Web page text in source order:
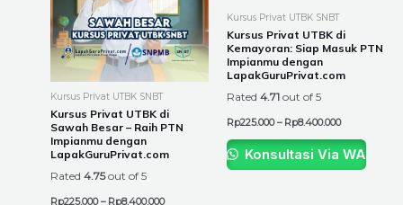
Kursus Privat UTBK SNBT
Kursus Privat UTBK di
Sawah Besar – Raih PTN
Impianmu dengan
LapakGuruPrivat.com
Rated 4.75out of 5
Rp225.000 – Rp8.400.000
variants.
The
options
chosen
on
the
Kursus Privat UTBK SNBT
Kursus Privat UTBK di
Kemayoran: Siap Masuk PTN
Impianmu dengan
LapakGuruPrivat.com
Rated 4.71 out of 5
Rp225.000 – Rp8.400.000
The
options
may
the
product
Konsultasi Via WA